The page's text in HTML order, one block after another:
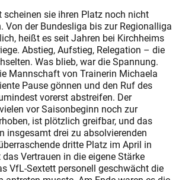
scheinen sie ihren Platz noch nicht
Von der Bundesliga bis zur Regionalliga
heißt es seit Jahren bei Kirchheims
Abstieg, Aufstieg, Relegation – die
Was blieb, war die Spannung.
Mannschaft von Trainerin Michaela
Pause gönnen und den Ruf des
vorerst abstreifen. Der
vor Saisonbeginn noch zur
ist plötzlich greifbar, und das
insgesamt drei zu absolvierenden
dritte Platz im April in
Vertrauen in die eigene Stärke
VfL-Sextett personell geschwächt die